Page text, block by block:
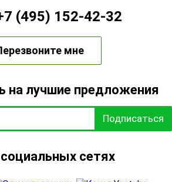
(495) 152-42-32
мне
на лучшие предложения
Подписаться
сетях